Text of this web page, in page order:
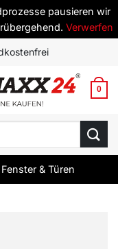
pausieren wir
Verwerfen
0
& Türen